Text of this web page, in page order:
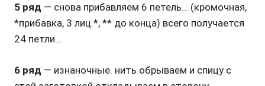
5 ряд — снова прибавляем 6 петель… (кромочная,
*прибавка, 3 лиц.*, ** до конца) всего получается
24 петли…
6 ряд — изнаночные. нить обрываем и спицу с